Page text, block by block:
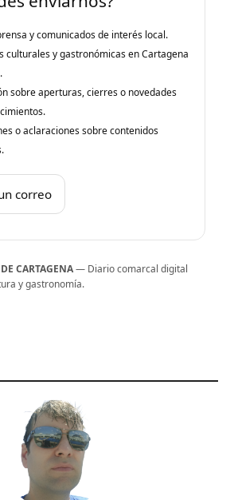
y comunicados de interés local.
culturales y gastronómicas en Cartagena
sobre aperturas, cierres o novedades
o aclaraciones sobre contenidos
correo
CARTAGENA— Diario comarcal digital
y gastronomía.